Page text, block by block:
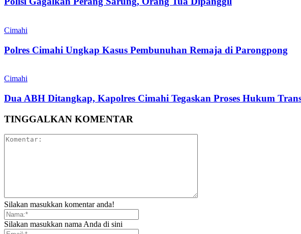
Cimahi
Polres Cimahi Ungkap Kasus Pembunuhan Remaja di Parongpong
Cimahi
Dua ABH Ditangkap, Kapolres Cimahi Tegaskan Proses Hukum
TINGGALKAN KOMENTAR
Silakan masukkan komentar anda!
Silakan masukkan nama Anda di sini